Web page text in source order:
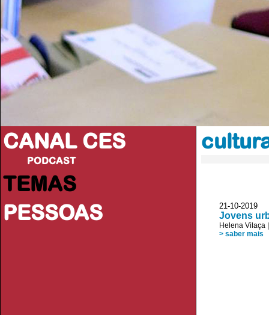
CANAL CES
PODCAST
TEMAS
PESSOAS
21-10-
Jovens
Helena Vilaça
> saber mais